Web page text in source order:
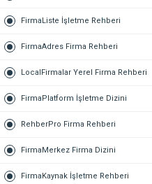
FirmaListe İşletme Rehberi
FirmaAdres Firma Rehberi
LocalFirmalar Yerel Firma Rehberi
FirmaPlatform İşletme Dizini
RehberPro Firma Rehberi
FirmaMerkez Firma Dizini
FirmaKaynak İşletme Rehberi